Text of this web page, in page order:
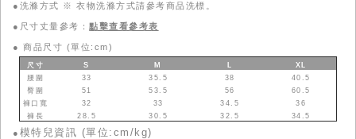
●洗滌方式 ※ 衣物洗滌方式請參考商品洗標。
●尺寸丈量參考： 點擊查看參考表
● 商品尺寸 (單位:cm)
尺寸 S M L
XL
腰圍
33 35.5 38
40.5
臀圍
51 53.5 56
60.5
褲口寬
32 33 34.5
36
褲長
28.5 30.5 32.5 34.5
● 模特兒資訊 (單位:cm/kg)